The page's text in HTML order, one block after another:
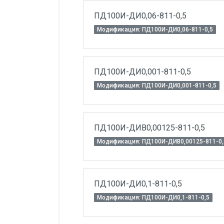
ПД100И-ДИ0,06-811-0,5
Модификация: ПД100И-ДИ0,06-811-0,5
ПД100И-ДИ0,001-811-0,5
Модификация: ПД100И-ДИ0,001-811-0,5
ПД100И-ДИВ0,00125-811-0,5
Модификация: ПД100И-ДИВ0,00125-811-
ПД100И-ДИ0,1-811-0,5
Модификация: ПД100И-ДИ0,1-811-0,5